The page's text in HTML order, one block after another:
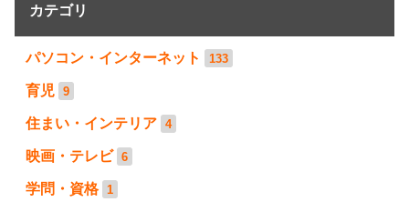
カテゴリ
パソコン・インターネット 133
育児 9
住まい・インテリア 4
映画・テレビ 6
学問・資格 1